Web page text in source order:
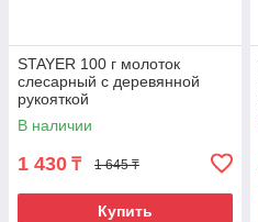
STAYER 100 г молоток
слесарный с деревянной
рукояткой
В наличии
1 430 ₸ 1 645 ₸
Купить